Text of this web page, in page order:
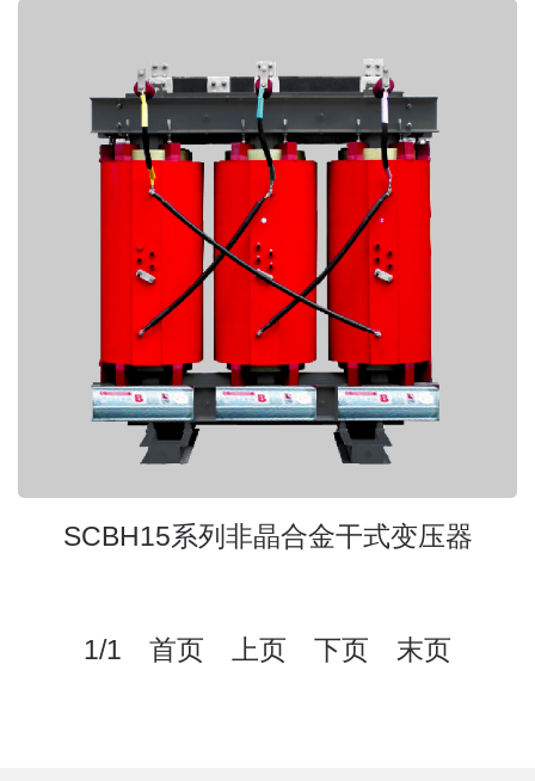
SCBH15系列非晶合金干式变压器
1/1 首页 上页 下页 末页